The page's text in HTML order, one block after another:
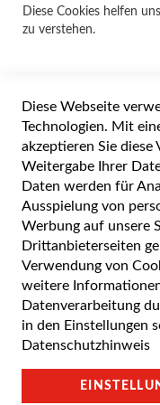
Cookie
Diese Cookies helfen
zu verstehen.
Diese Webseite
Technologien. Mit
akzeptieren Sie diese
Weitergabe Ihrer
Daten werden für
Ausspielung von
Werbung auf unsere
Drittanbieterseiten
Verwendung von
weitere
Datenverarbeitung
in den Einstellungen
Datenschutzhinweis